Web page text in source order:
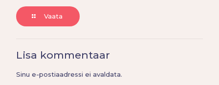
Vaata
Lisa kommentaar
Sinu e-postiaadressi ei avaldata.